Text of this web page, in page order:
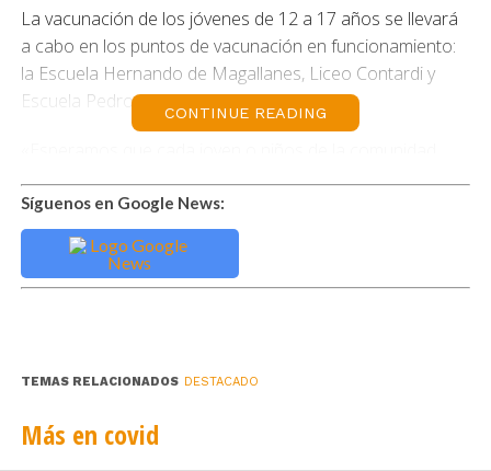
La vacunación de los jóvenes de 12 a 17 años se llevará
a cabo en los puntos de vacunación en funcionamiento:
la Escuela Hernando de Magallanes, Liceo Contardi y
Escuela Pedro Pablo Lemaitre.
concurra a vacunarse de acuerdo a lo que publique el
Ministerio de Salud y no dejar de lado esta importante
protección. Hemos destacado el compromiso mostrado
por la comunidad magallánica al participar de este
proceso, y de los equipos de salud que se han
las coberturas indicadas para estar protegidos», explicó
el seremi (s) de Salud, Eduardo Castillo.
CONTINUE READING
Síguenos en Google News:
TEMAS RELACIONADOS DESTACADO
Más en covid